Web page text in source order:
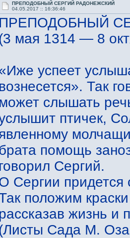
ПРЕПОДОБНЫЙ СЕРГИЙ РАДОНЕЖСКИЙ
04.05.2017 :: 16:36:46
ПРЕПОДОБНЫЙ
мая 1314 — 8
успеет
вознесется». Так
может слышать
птичек,
помощь
говорил Сергий.
Сергии придется
положим
жизнь и
Сада М.